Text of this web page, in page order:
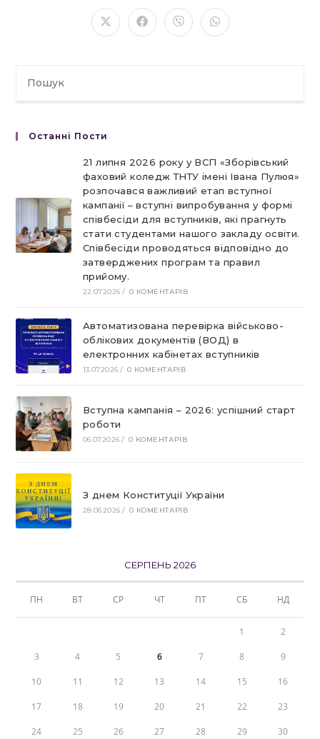
ЦИМ
ВМІСТОМ
Відкрити
в
Відкрити
в
Відкрити
в
Відкрити
в
Останні Пости
21 липня 2026 року у ВСП «Зборівський
фаховий коледж ТНТУ імені Івана Пулюя»
розпочався важливий етап вступної
кампанії – вступні випробування у формі
співбесіди для вступників, які прагнуть
стати студентами нашого закладу освіти.
Співбесіди проводяться відповідно до
затверджених програм та правил
прийому.
22.07.2026 / 0 КОМЕНТАРІВ
Автоматизована перевірка військово-
облікових документів (ВОД) в
електронних кабінетах вступників
13.07.2026 / 0 КОМЕНТАРІВ
Вступна кампанія – 2026: успішний старт
роботи
06.07.2026 / 0 КОМЕНТАРІВ
З днем Конституції України
28.06.2026 / 0 КОМЕНТАРІВ
СЕРПЕНЬ 2026
ПН ВТ СР ЧТ ПТ СБ НД
1 2
3 4 5 6 7 8 9
10 11 12 13 14 15 16
17 18 19 20 21 22 23
24 25 26 27 28 29 30